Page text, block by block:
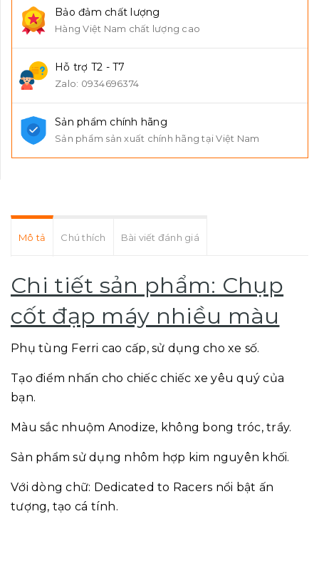
Bảo đảm chất lượng
Hàng Việt Nam chất lượng cao
Hỗ trợ T2 - T7
Zalo: 0934696374
Sản phẩm chính hãng
Sản phẩm sản xuất chính hãng tại Việt Nam
Mô tả Chú thích Bài viết đánh giá
Chi tiết sản phẩm: Chụp
cốt đạp máy nhiều màu
Phụ tùng Ferri cao cấp, sử dụng cho xe số.
Tạo điểm nhấn cho chiếc chiếc xe yêu quý của
bạn.
Màu sắc nhuộm Anodize, không bong tróc, trầy.
Sản phẩm sử dụng nhôm hợp kim nguyên khối.
Với dòng chữ: Dedicated to Racers nổi bật ấn
tượng, tạo cá tính.